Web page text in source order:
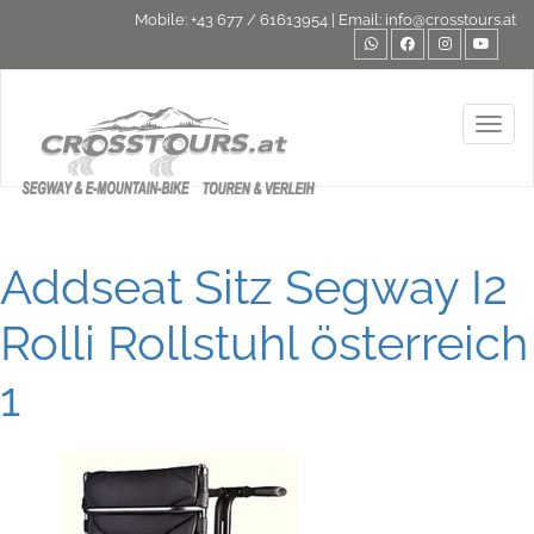
Mobile: +43 677 / 61613954 | Email: info@crosstours.at
Addseat Sitz Segway I2
Rolli Rollstuhl österreich
1